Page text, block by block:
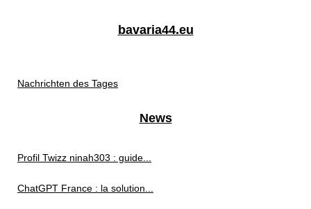
bavaria44.eu
Nachrichten des Tages
News
Profil Twizz ninah303 : guide...
ChatGPT France : la solution...